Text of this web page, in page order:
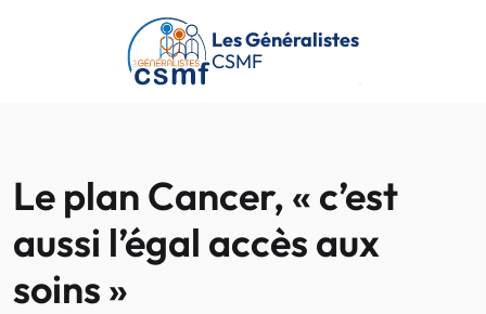
Passer au contenu principal
Les Généralistes
CSMF
Le plan Cancer, « c’est
aussi l’égal accès aux
soins »